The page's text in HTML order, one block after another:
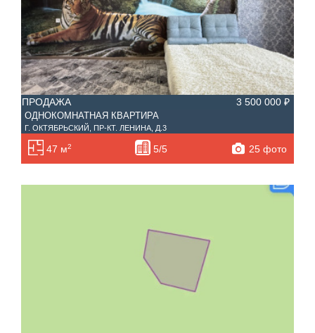
ПРОДАЖА 3 500 000 ₽
ОДНОКОМНАТНАЯ КВАРТИРА
Г. ОКТЯБРЬСКИЙ, ПР-КТ. ЛЕНИНА, Д.3
47 м2 5/5 25 фото